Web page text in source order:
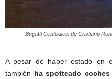
Bugatti Centodieci de Cristiano
A pesar de haber estado en
también ha spotteado